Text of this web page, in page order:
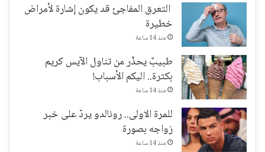
التعرق المفاجئ قد يكون إشارة لأمراض
خطيرة
منذ 14 ساعة
طبيبٌ يحذّر من تناول الآيس كريم
بكثرة.. اليكم الأسباب!
منذ 14 ساعة
للمرة الاولى.. رونالدو يردّ على خبر
زواجه بصورة
منذ 14 ساعة